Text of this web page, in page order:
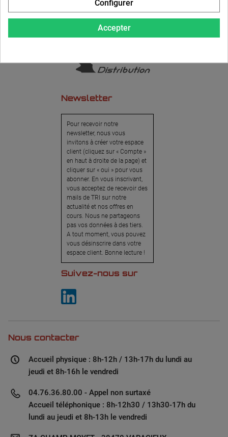
Newsletter
Pour recevoir notre
newsletter, nous vous
invitons à créer votre espace
client (cliquez sur « Compte »
en haut à droite de la page) et
cliquer sur « oui » pour vous
abonner. En vous inscrivant,
vous acceptez de recevoir des
mails de TRI sur notre
actualité et nos offres en
cours. Nous ne partageons
pas vos données à des tiers.
A tout moment, vous pouvez
vous désinscrire dans votre
espace client. Bonne lecture !
Suivez-nous sur
Nous contacter
Accueil physique : 8h-12h / 13h-17h du lundi au
jeudi et 8h-16h le vendredi
04.76.36.80.00 - Appel non surtaxé
Accueil téléphonique : 8h-12h30 / 13h30-17h du
lundi au jeudi et 8h-13h le vendredi
Accepter
Configurer